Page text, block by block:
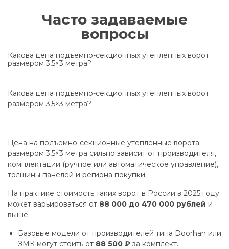
Часто задаваемые
вопросы
Какова цена подъемно-секционных утепленных ворот
размером 3,5×3 метра?
Какова цена подъемно-секционных утепленных ворот
размером 3,5×3 метра?
Цена на подъемно-секционные утепленные ворота
размером 3,5×3 метра сильно зависит от производителя,
комплектации (ручное или автоматическое управление),
толщины панелей и региона покупки.
На практике стоимость таких ворот в России в 2025 году
может варьироваться от 88 000 до 470 000 рублей и
выше:
Базовые модели от производителей типа Doorhan или
ЗМК могут стоить от 88 500 ₽ за комплект.